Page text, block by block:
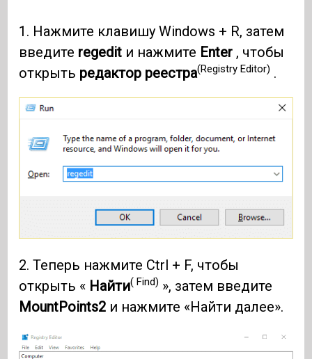
1. Нажмите клавишу Windows + R, затем
введите regedit и нажмите Enter , чтобы
открыть редактор реестра(Registry Editor) .
2. Теперь нажмите Ctrl + F, чтобы
открыть « Найти( Find) », затем введите
MountPoints2 и нажмите «Найти далее».